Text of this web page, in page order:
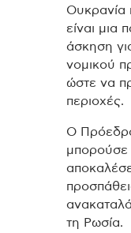
Ουκρανία
είναι μια
άσκηση
νομικού
ώστε να
περιοχές.
Ο
μπορούσε
τη Ρωσία.